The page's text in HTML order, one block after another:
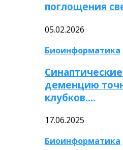
поглощения
05.02.2026
Биоинформатика
деменцию
клубков….
17.06.2025
Биоинформатика